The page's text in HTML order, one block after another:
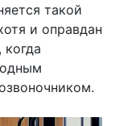
такой
и оправдан